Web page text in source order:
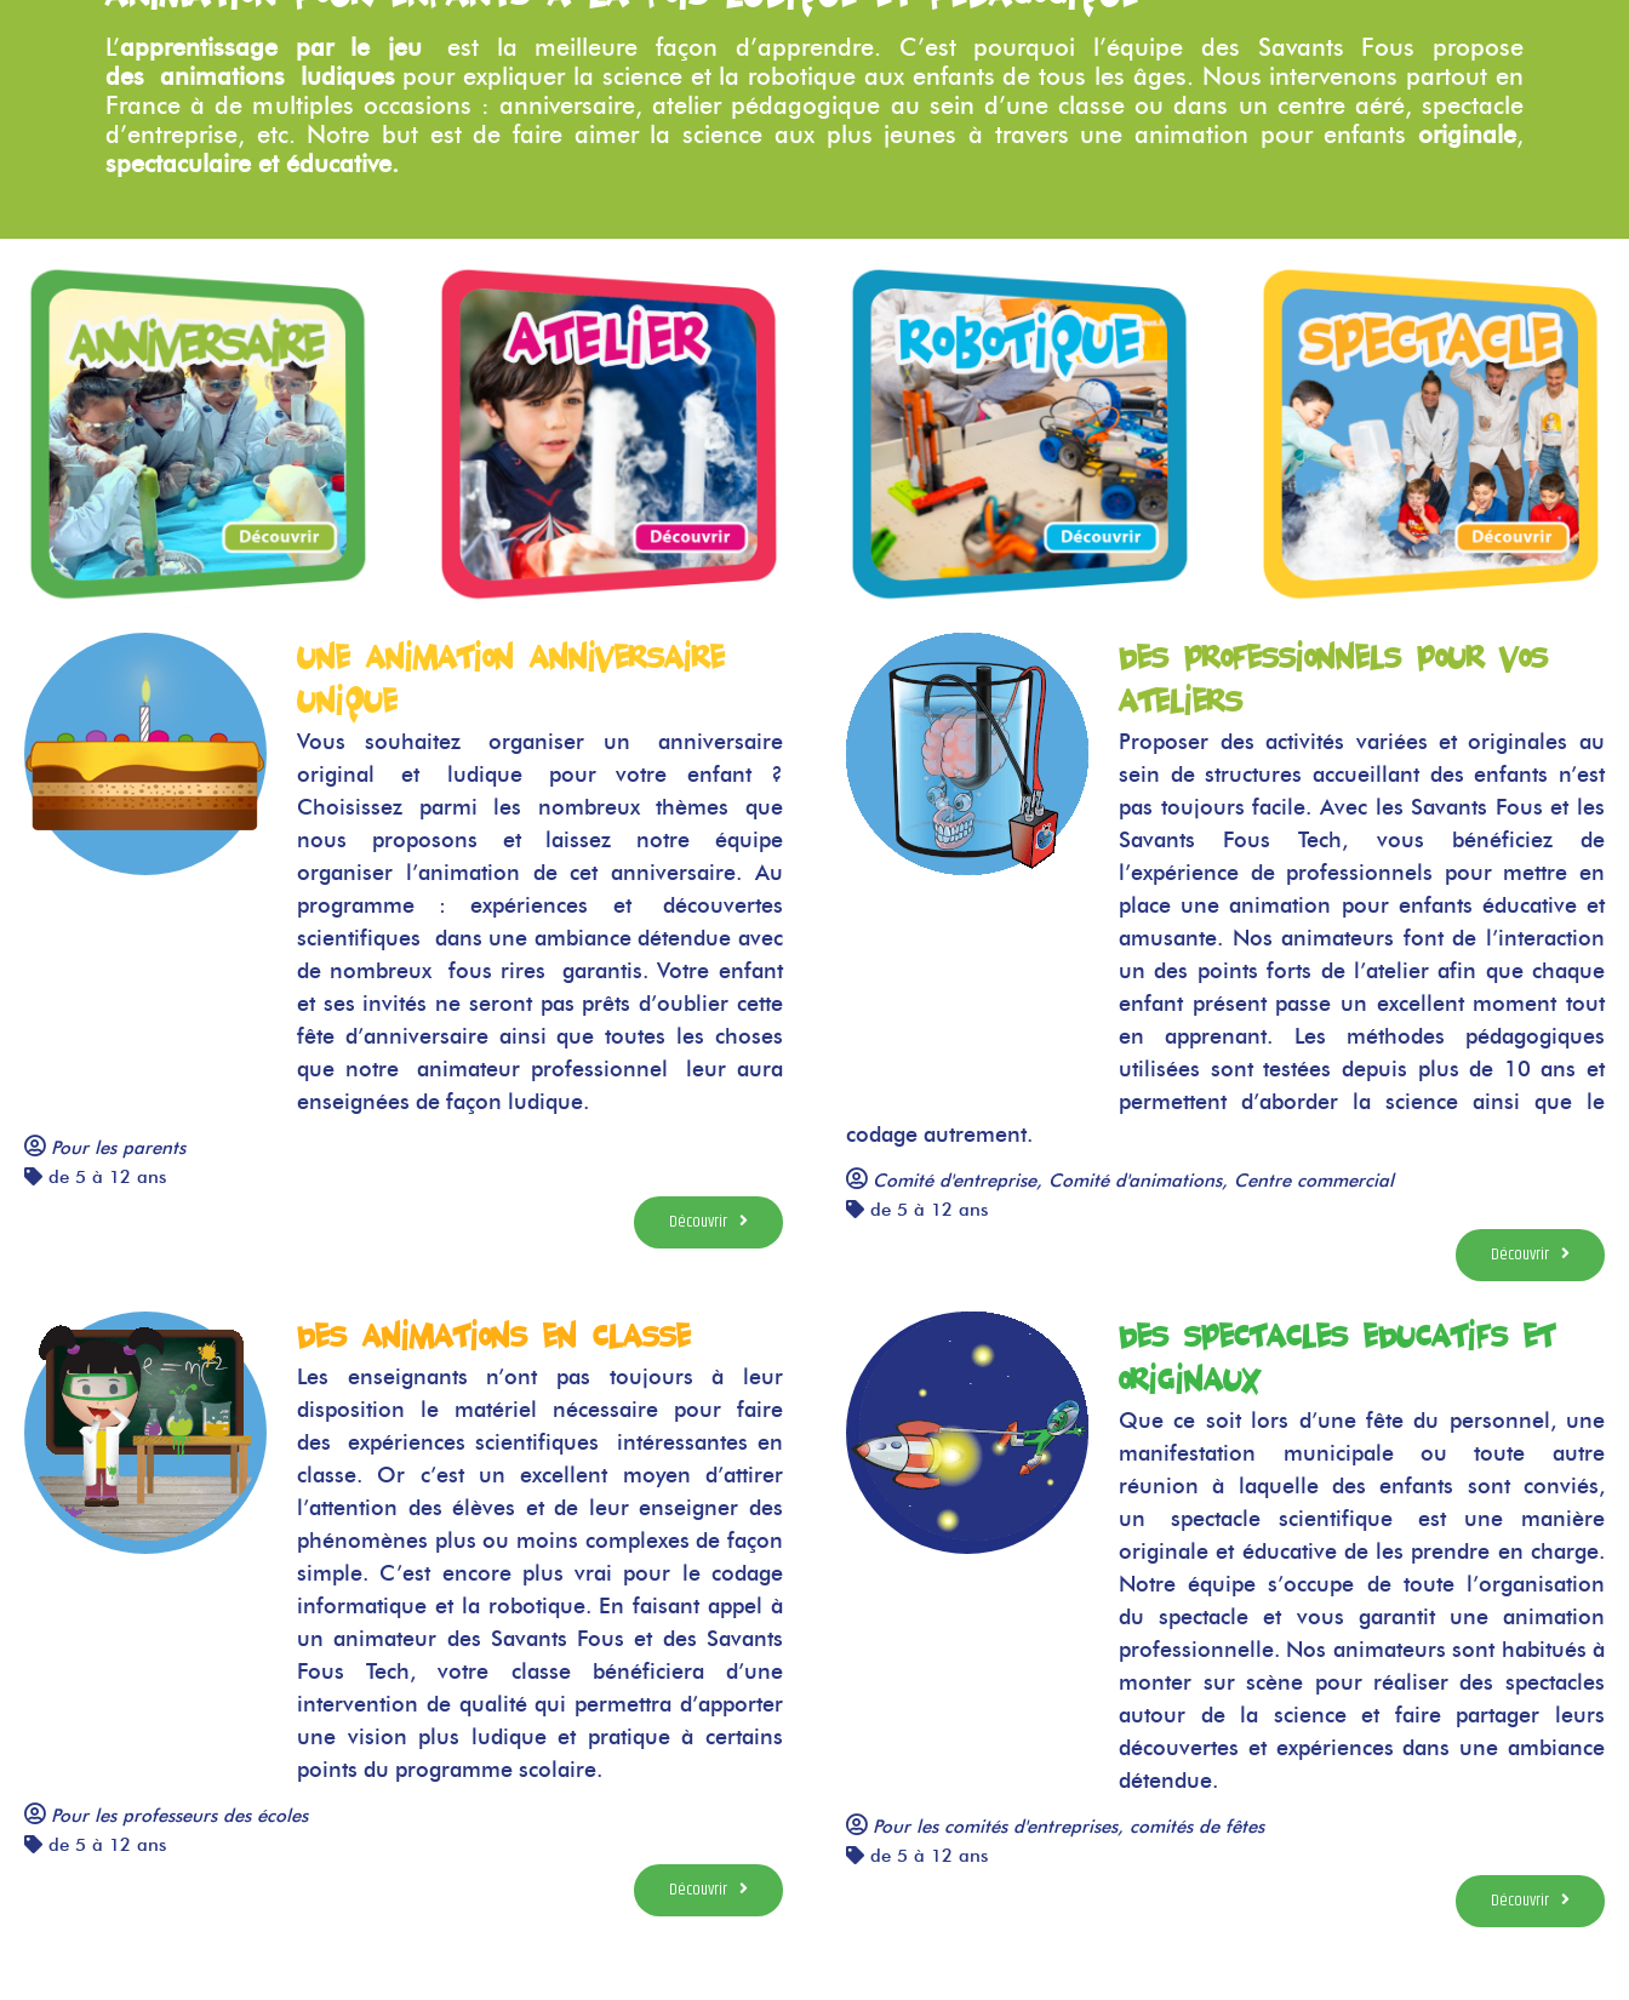
L’apprentissage par le jeu est la meilleure façon d’apprendre. C’est pourquoi l’équipe des Savants Fous propose
des animations ludiquespour expliquer la science et la robotique aux enfants de tous les âges. Nous intervenons partout en
France à de multiples occasions : anniversaire, atelier pédagogique au sein d’une classe ou dans un centre aéré, spectacle
d’entreprise, etc. Notre but est de faire aimer la science aux plus jeunes à travers une animation pour enfants originale,
spectaculaire et éducative.
Une animation anniversaire
unique
Vous souhaitez organiser un anniversaire
original et ludique pour votre enfant ?
Choisissez parmi les nombreux thèmes que
nous proposons et laissez notre équipe
organiser l’animation de cet anniversaire. Au
programme : expériences et découvertes
scientifiques dans une ambiance détendue avec
de nombreux fous rires garantis. Votre enfant
et ses invités ne seront pas prêts d’oublier cette
fête d’anniversaire ainsi que toutes les choses
que notre animateur professionnel leur aura
enseignées de façon ludique.
Pour les parents
de 5 à 12 ans
Découvrir
Des professionnels pour vos
ateliers
Proposer des activités variées et originales au
sein de structures accueillant des enfants n’est
pas toujours facile. Avec les Savants Fous et les
Savants Fous Tech, vous bénéficiez de
l’expérience de professionnels pour mettre en
place une animation pour enfants éducative et
amusante. Nos animateurs font de l’interaction
un des points forts de l’atelier afin que chaque
enfant présent passe un excellent moment tout
en apprenant. Les méthodes pédagogiques
utilisées sont testées depuis plus de 10 ans et
permettent d’aborder la science ainsi que le
codage autrement.
Comité d'entreprise, Comité d'animations, Centre commercial
de 5 à 12 ans
Découvrir
Des animations en classe
Les enseignants n’ont pas toujours à leur
disposition le matériel nécessaire pour faire
desexpériences scientifiques intéressantes en
classe. Or c’est un excellent moyen d’attirer
l’attention des élèves et de leur enseigner des
phénomènes plus ou moins complexes de façon
simple. C’est encore plus vrai pour le codage
informatique et la robotique. En faisant appel à
un animateur des Savants Fous et des Savants
Fous Tech, votre classe bénéficiera d’une
intervention de qualité qui permettra d’apporter
une vision plus ludique et pratique à certains
points du programme scolaire.
Pour les professeurs des écoles
de 5 à 12 ans
Découvrir
Des spectacles éducatifs et
originaux
Que ce soit lors d’une fête du personnel, une
manifestation municipale ou toute autre
réunion à laquelle des enfants sont conviés,
un spectacle scientifique est une manière
originale et éducative de les prendre en charge.
Notre équipe s’occupe de toute l’organisation
du spectacle et vous garantit une animation
professionnelle. Nos animateurs sont habitués à
monter sur scène pour réaliser des spectacles
autour de la science et faire partager leurs
découvertes et expériences dans une ambiance
détendue.
Pour les comités d'entreprises, comités de fêtes
de 5 à 12 ans
Découvrir